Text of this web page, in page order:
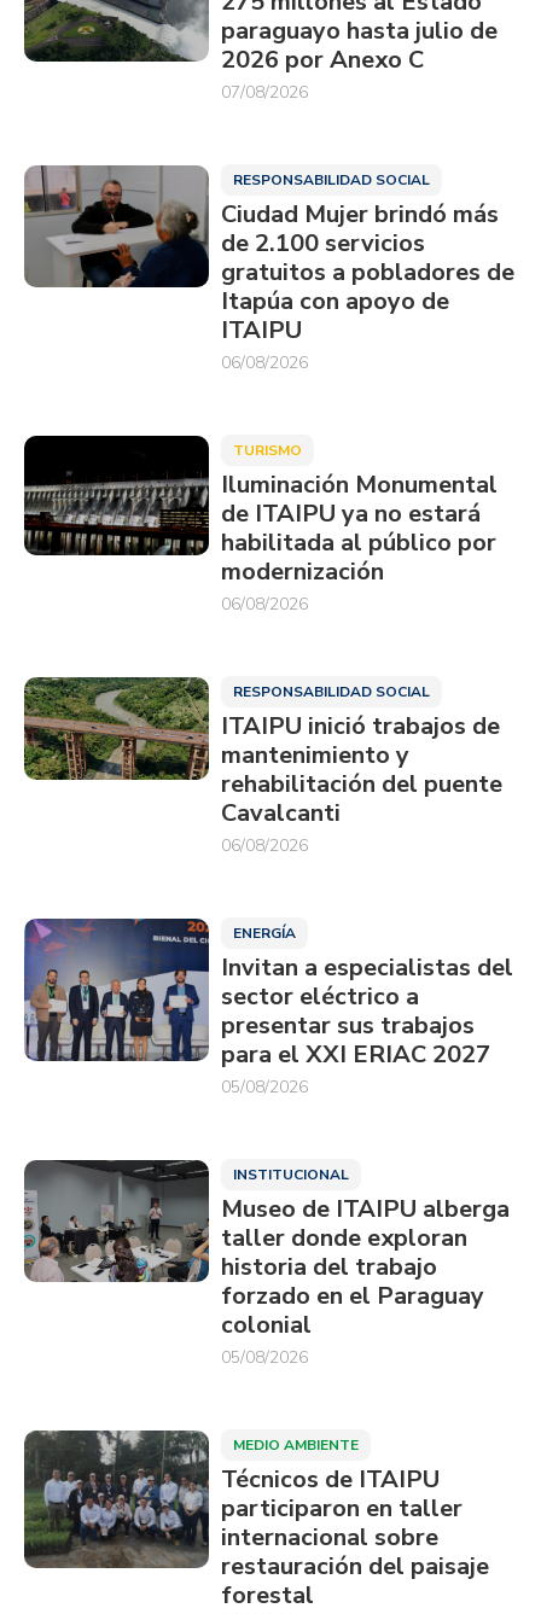
paraguayo hasta julio de
2026 por Anexo C
07/08/2026
RESPONSABILIDAD SOCIAL
Ciudad Mujer brindó más
de 2.100 servicios
gratuitos a pobladores de
Itapúa con apoyo de
ITAIPU
06/08/2026
TURISMO
Iluminación Monumental
de ITAIPU ya no estará
habilitada al público por
modernización
06/08/2026
RESPONSABILIDAD SOCIAL
ITAIPU inició trabajos de
mantenimiento y
rehabilitación del puente
Cavalcanti
06/08/2026
ENERGÍA
Invitan a especialistas del
sector eléctrico a
presentar sus trabajos
para el XXI ERIAC 2027
05/08/2026
INSTITUCIONAL
Museo de ITAIPU alberga
taller donde exploran
historia del trabajo
forzado en el Paraguay
colonial
05/08/2026
MEDIO AMBIENTE
Técnicos de ITAIPU
participaron en taller
internacional sobre
restauración del paisaje
forestal